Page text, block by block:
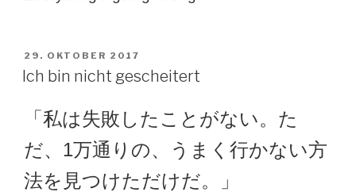
VERÖFFENTLICHT
AM
29. OKTOBER 2017
Ich bin nicht gescheitert
「私は失敗したことがない。た
だ、1万通りの、うまく行かない方
法を見つけただけだ。」